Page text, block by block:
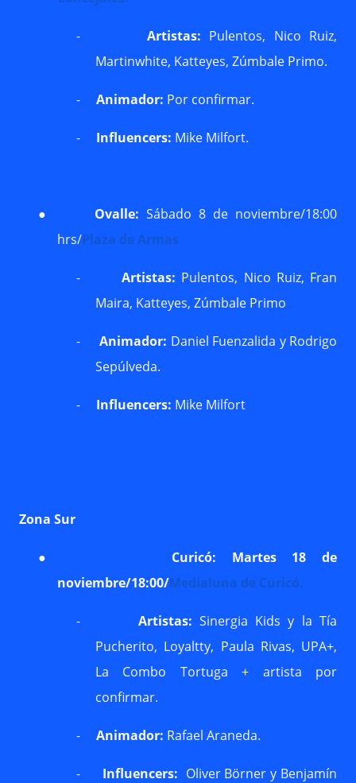
- Artistas: Pulentos, Nico Ruiz,
Martinwhite, Katteyes, Zúmbale Primo.
- Animador: Por confirmar.
- Influencers: Mike Milfort.
● Ovalle: Sábado 8 de noviembre/18:00
hrs/Plaza de Armas
- Artistas: Pulentos, Nico Ruiz, Fran
Maira, Katteyes, Zúmbale Primo
- Animador: Daniel Fuenzalida y Rodrigo
Sepúlveda.
- Influencers: Mike Milfort
Zona Sur
●
Curicó: Martes 18 de
noviembre/18:00/Medialuna de Curicó.
- Artistas: Sinergia Kids y la Tía
Pucherito, Loyaltty, Paula Rivas, UPA+,
La Combo Tortuga + artista por
confirmar.
- Animador: Rafael Araneda.
- Influencers: Oliver Börner y Benjamín